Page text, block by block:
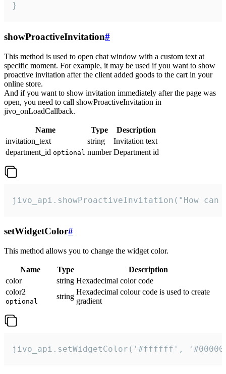
}
showProactiveInvitation#
This method is used to open chat window with a custom text at
specific moment. For example, it may be used if you want to show
proactive invitation after the client added goods to the cart in your
online store.
And if you want to show invitation immediately after the page was
open, you need to call showProactiveInvitation in
jivo_onLoadCallback.
Name Type
Description
invitation_text
string
Invitation text
department_id optional number Department id
jivo_api.showProactiveInvitation("How
setWidgetColor#
This method allows you to change the widget color.
Name Type
Description
color
string Hexadecimal color code
color2
optional
string
Hexadecimal colour code is used to create
gradient
jivo_api.setWidgetColor('#ffffff',